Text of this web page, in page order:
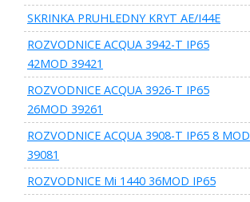
SKRINKA PRUHLEDNY KRYT AE/I44E
ROZVODNICE ACQUA 3942-T IP65
42MOD 39421
ROZVODNICE ACQUA 3926-T IP65
26MOD 39261
ROZVODNICE ACQUA 3908-T IP65 8 MOD
39081
ROZVODNICE Mi 1440 36MOD IP65